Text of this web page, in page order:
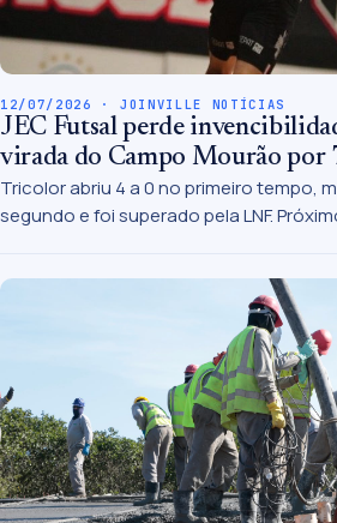
12/07/2026 · JOINVILLE NOTÍCIAS
JEC Futsal perde
virada do Campo Mourão por
Tricolor abriu 4 a 0 no primeiro tempo,
segundo e foi superado pela LNF.